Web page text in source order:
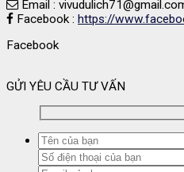
Email :
Facebook : https://
Facebook
GỬI YÊU CẦU TƯ VẤN